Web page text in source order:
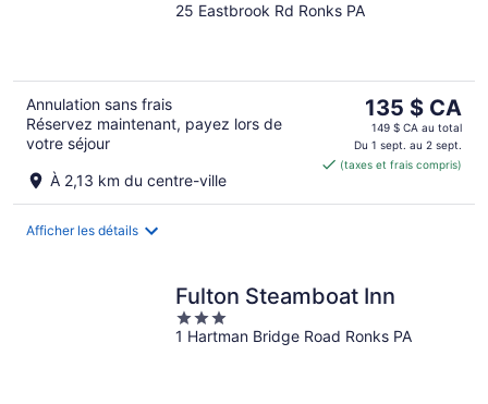
août
août
7
9
out
25 Eastbrook Rd Ronks PA
Annulation sans frais
Réservez maintenant, payez lors de
votre séjour
À 2,13 km du centre-ville
Le
prix
est
de 135 $ CA
135 $ CA
149 $ CA au total
Du 1 sept. au 2 sept.
(taxes et frais compris)
Afficher les détails
Fulton Steamboat Inn
3
out
1 Hartman Bridge Road Ronks PA